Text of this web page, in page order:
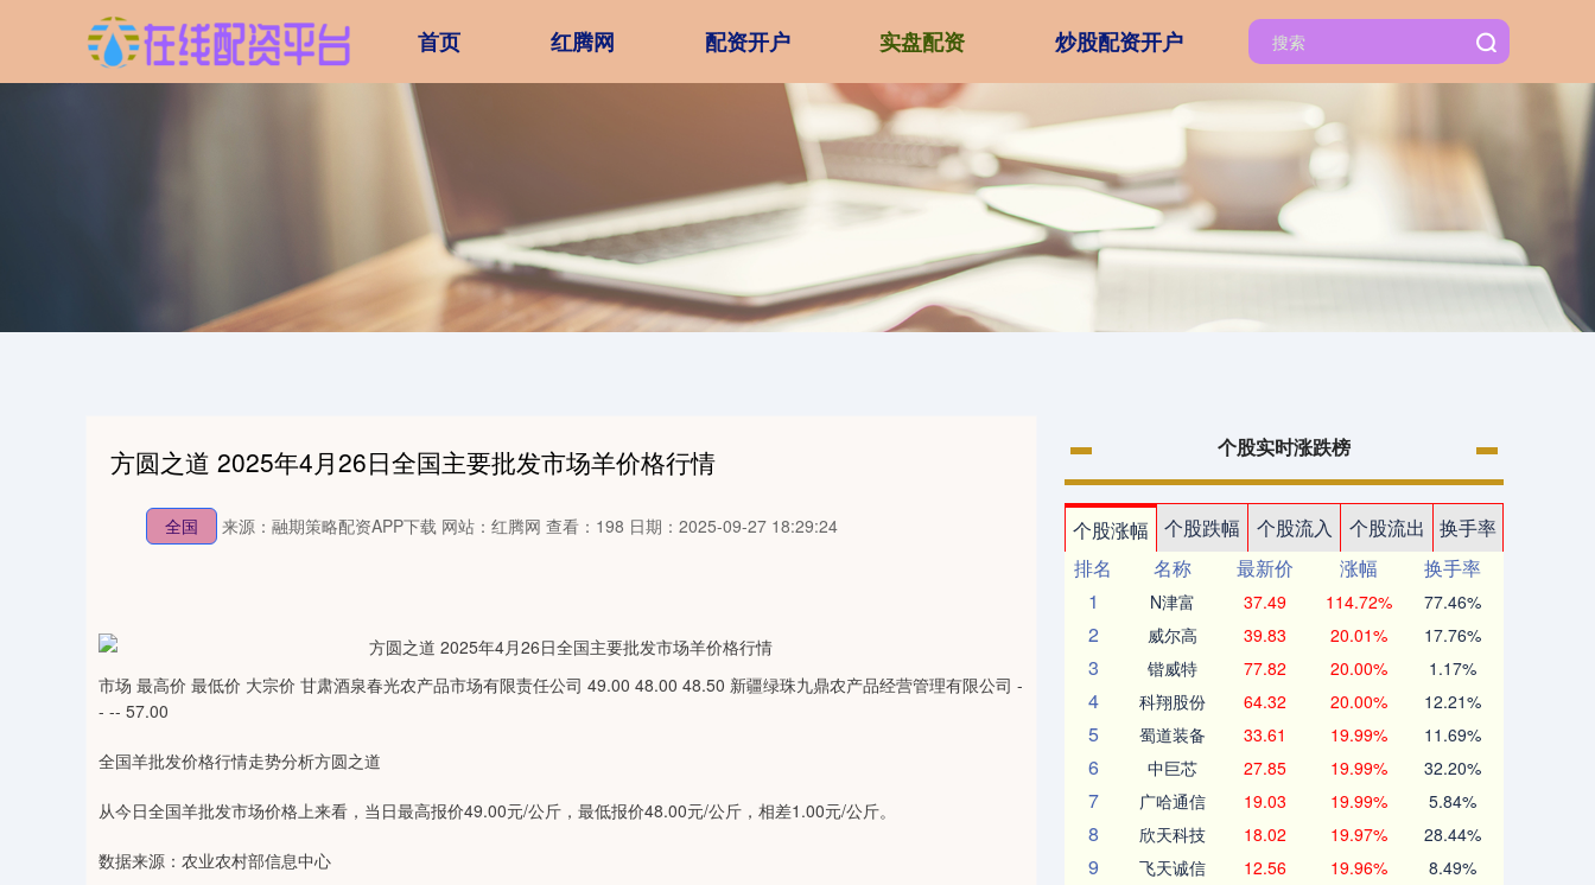
首页 红腾网 配资开户 实盘配资 炒股配资开户
方圆之道 2025年4月26日全国主要批发市场羊价格行情
全国 来源：融期策略配资APP下载 网站：红腾网 查看：198 日期：2025-09-27 18:29:24
市场 最高价 最低价 大宗价 甘肃酒泉春光农产品市场有限责任公司 49.00 48.00 48.50 新疆绿珠九鼎农产品经营管理有限公司 -
- -- 57.00
全国羊批发价格行情走势分析方圆之道
从今日全国羊批发市场价格上来看，当日最高报价49.00元/公斤，最低报价48.00元/公斤，相差1.00元/公斤。
数据来源：农业农村部信息中心
个股实时涨跌榜
个股涨幅 个股跌幅 个股流入 个股流出
换手率
排名
名称 最新价 涨幅
换手率
1
N津富 37.49 114.72% 77.46%
2 威尔高 39.83 20.01% 17.76%
3 锴威特 77.82 20.00% 1.17%
4 科翔股份 64.32 20.00% 12.21%
5 蜀道装备 33.61 19.99% 11.69%
6 中巨芯 27.85 19.99% 32.20%
7 广哈通信 19.03 19.99% 5.84%
8 欣天科技 18.02 19.97% 28.44%
9 飞天诚信 12.56 19.96% 8.49%